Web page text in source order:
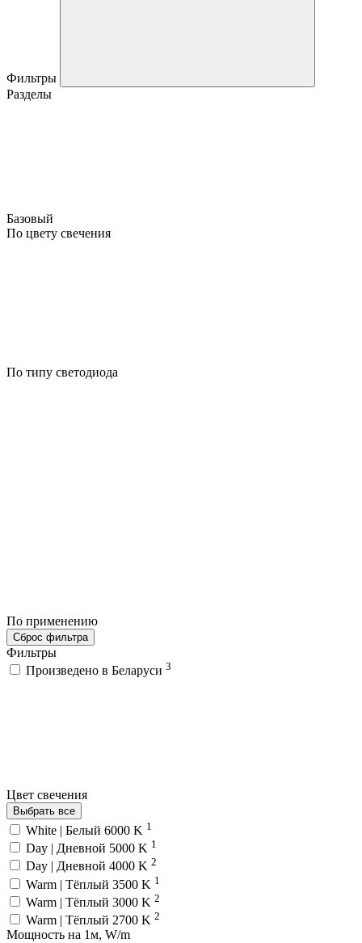
Фильтры
Разделы
Базовый
По цвету свечения
По типу светодиода
По применению
Сброс фильтра
Фильтры
Произведено в Беларуси 3
Цвет свечения
Выбрать все
White | Белый 6000 K 1
Day | Дневной 5000 K 1
Day | Дневной 4000 K 2
Warm | Тёплый 3500 K 1
Warm | Тёплый 3000 K 2
Warm | Тёплый 2700 K 2
Мощность на 1м, W/m